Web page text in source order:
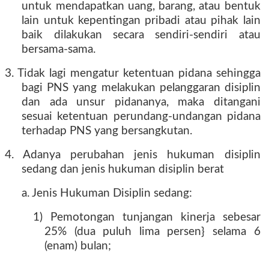
untuk mendapatkan uang, barang, atau bentuk
lain untuk kepentingan pribadi atau pihak lain
baik dilakukan secara sendiri-sendiri atau
bersama-sama.
3. Tidak lagi mengatur ketentuan pidana sehingga
bagi PNS yang melakukan pelanggaran disiplin
dan ada unsur pidananya, maka ditangani
sesuai ketentuan perundang-undangan pidana
terhadap PNS yang bersangkutan.
4. Adanya perubahan jenis hukuman disiplin
sedang dan jenis hukuman disiplin berat
a. Jenis Hukuman Disiplin sedang:
1) Pemotongan tunjangan kinerja sebesar
25% (dua puluh lima persen} selama 6
(enam) bulan;